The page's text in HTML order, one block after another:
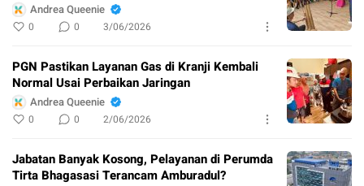
Andrea Queenie
0 0 3/06/2026
PGN Pastikan Layanan Gas di Kranji Kembali
Normal Usai Perbaikan Jaringan
Andrea Queenie
0 0 2/06/2026
Jabatan Banyak Kosong, Pelayanan di Perumda
Tirta Bhagasasi Terancam Amburadul?